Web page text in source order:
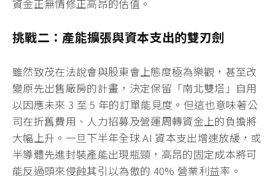
資金正無情修正高昂的估值。
挑戰二：產能擴張與資本支出的雙刃劍
雖然致茂在法說會與股東會上態度極為樂觀，甚至改
變原先出售廠房的計畫，決定保留「南北雙塔」自用
以因應未來 3 至 5 年的訂單能見度。但這也意味著公
司在折舊費用、人力招募及營運周轉資金上的負擔將
大幅上升。一旦下半年全球 AI 資本支出增速放緩，或
半導體先進封裝產能出現瓶頸，高昂的固定成本將可
能反過頭來侵蝕其引以為傲的 40% 營業利益率。